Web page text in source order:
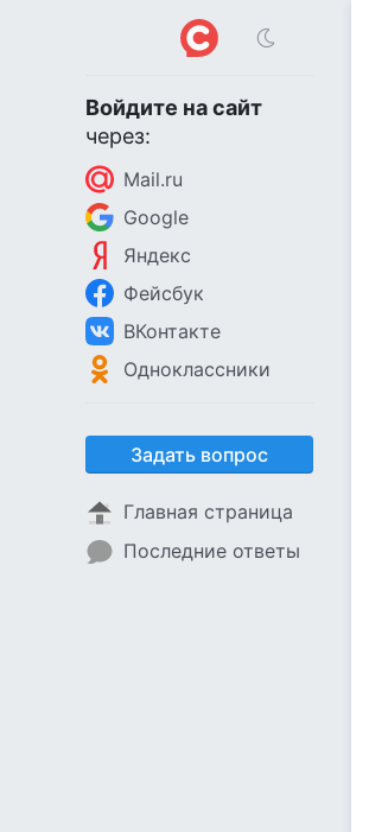
Войдите на сайт
через:
Mail.ru
Google
Яндекс
Фейсбук
ВКонтакте
Одноклассники
Задать вопрос
Главная страница
Последние ответы